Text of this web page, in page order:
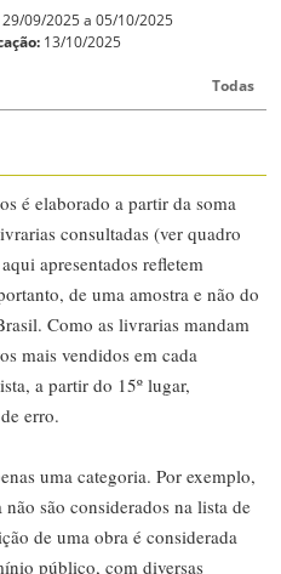
09/2025 a 05/10/2025
13/10/2025
Todas
é elaborado a partir da soma
consultadas (ver quadro
apresentados refletem
de uma amostra e não do
Como as livrarias mandam
mais vendidos em cada
a partir do 15º lugar,
erro.
uma categoria. Por exemplo,
são considerados na lista de
de uma obra é considerada
público, com diversas